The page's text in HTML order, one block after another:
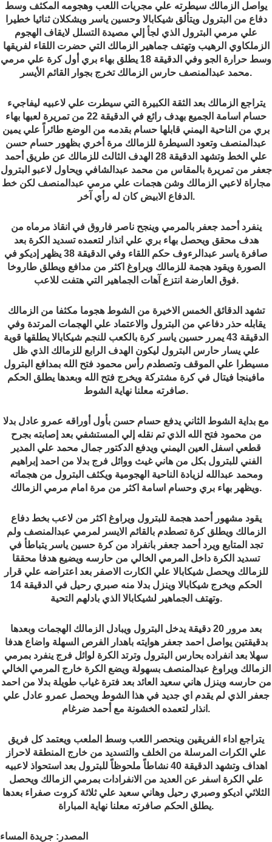
يواصل الزمالك سيطرته علي مجريات اللعب وهجومه المكثف وسط
دفاع من البترول ويتألق شيكابالا وحسين ياسر ويشكلان ثنائيا خطيرا
علي مرمي البترول الذي لجأ إلي مصيدة التسلل لايقاف الهجوم
الزملكاوي الرهيب وتهتف جماهير الزمالك التي حضرت اللقاء لفريقها
وسط حرارة الجو وفي الدقيقة 18 يطلق بهاء بري أول كرة علي مرمي
محمد عبدالمنصف حارس الزمالك تخرج بجوار القائم الأيسر.
يتراجع الزمالك بعد الثقة الكبيرة التي سيطرت علي لاعبيه ليفاجيء
حسام اسامة الجميع بهدف رائع في الدقيقة 22 من تمريرة لعبها بهاء
بري من الناحية اليمني قابلها حسام بقدمه من الوضع طائراً علي يمين
عبدالمنصف وتعود السيطرة للزمالك مرة أخري بظهور حسام حسن
علي الخط وتشهد الدقيقة 28 الهدف الثالث للزمالك عن طريق أحمد
جعفر من تمريرة بالمقاس من محمد عبدالشافي ويحاول لاعبو البترول
مجاراة لاعبي الزمالك وشن هجمات علي مرمي عبدالمنصف لكن خط
الدفاع الابيض كان له رأي آخر .
ينفرد أحمد جعفر بالمرمي وينجح ناصر فاروق في انقاذ مرماه من
هدف محقق ويحصل بهاء بري علي انذار لتعمده تسديد الكرة بعد
صافرة ياسر عبدالرءوف حكم اللقاء وفي الدقيقة 38 يظهر إديكو في
الصورة ويقود هجمة للزمالك ويراوغ اكثر من مدافع ويطلق طاروخا
فوق العارضة انتزع آهات الجماهير التي هتفت للاعب.
تشهد الدقائق الخمس الاخيرة من الشوط هجوما مكثفا من الزمالك
يقابله حذر دفاعي من البترول والاعتماد علي الهجمات المرتدة وفي
الدقيقة 43 يمرر حسين ياسر كرة بالكعب للنجم شيكابالا يطلقها قوية
علي يسار حارس البترول ليكون الهدف الرابع للزمالك الذي ظل
مسيطرا علي الموقف وتصطدم رأس محمود فتح الله بمدافع البترول
مافينجا فيتال في كرة مشتركة ويخرج فتح الله وبعدها يطلق الحكم
صافرته معلنا نهاية الشوط.
مع بداية الشوط الثاني يدفع حسام حسن بأول أوراقه عمرو عادل بدلا
من محمود فتح الله الذي تم نقله إلي المستشفي بعد إصابته بجرح
قطعي اسفل العين اليمني ويدفع الدكتور جمال محمد علي المدير
الفني للبترول بكل من هاني غيث ووائل فرج بدلا من احمد إبراهيم
ومحمد عبدالله لزيادة الناحية الهجومية ويكثف البترول من هجماته
ويظهر بهاء بري وحسام اسامة اكثر من مرة امام مرمي الزمالك.
يقود مشهور أحمد هجمة للبترول ويراوغ اكثر من لاعب بخط دفاع
الزمالك ويطلق كرة تصطدم بالقائم الايسر لمرمي عبدالمنصف ولم
تجد المتابع ويرد أحمد جعفر بانفراد من كرة حسين ياسر يتباطأ في
تسديد الكرة داخل المرمي الخالي من حارسه ويضيع هدفا محققا
للزمالك ويحصل شيكابالا علي الكارت الاصفر بعد اعتراضه علي قرار
الحكم ويخرج شيكابالا وينزل بدلا منه صبري رحيل في الدقيقة 14
وتهتف الجماهير لشيكابالا الذي بادلهم التحية.
بعد مرور 20 دقيقة يدخل البترول ويبادل الزمالك الهجمات وبعدها
بدقيقتين يواصل احمد جعفر هوايته باهدار الفرص السهلة واضاع هدفا
سهلا بعد انفراده بحارس البترول وترتد الكرة لوائل فرج ينفرد بمرمي
الزمالك ويراوغ عبدالمنصف بسهولة ويضع الكرة خارج المرمي الخالي
من حارسه وينزل هاني سعيد العائد بعد فترة غياب طويلة بدلا من احمد
جعفر الذي لم يقدم اي جديد في هذا الشوط ويحصل عمرو عادل علي
انذار لتعمده الخشونة مع أحمد ضرغام .
يتراجع اداء الفريقين وينحصر اللعب وسط الملعب ويعتمد كل فريق
علي الكرات المرسلة من الخلف والتسديد من خارج المنطقة لاحراز
اهداف وتشهد الدقيقة 40 نشاطاً ملحوظاً للبترول بعد استحواذ لاعبيه
علي الكرة اسفر عن العديد من الانفرادات بمرمي الزمالك ويحصل
الثلاثي اديكو وصبري رحيل وهاني سعيد علي ثلاثة كروت صفراء بعدها
يطلق الحكم صافرته معلنا نهاية المباراة.
المصدر: جريدة المساء